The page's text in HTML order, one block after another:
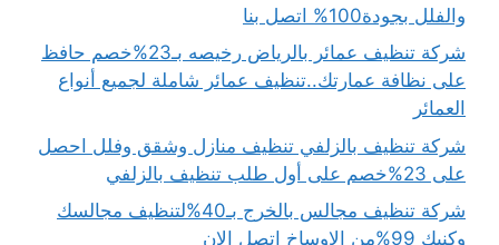
والفلل بجودة100% اتصل بنا
شركة تنظيف عمائر بالرياض رخيصه بـ23%خصم حافظ
على نظافة عمارتك..تنظيف عمائر شاملة لجميع أنواع
العمائر
شركة تنظيف بالزلفي تنظيف منازل وشقق وفلل احصل
على 23%خصم على أول طلب تنظيف بالزلفي
شركة تنظيف مجالس بالخرج بـ40%لتنظيف مجالسك
وكنبك 99%من الاوساخ اتصل الان